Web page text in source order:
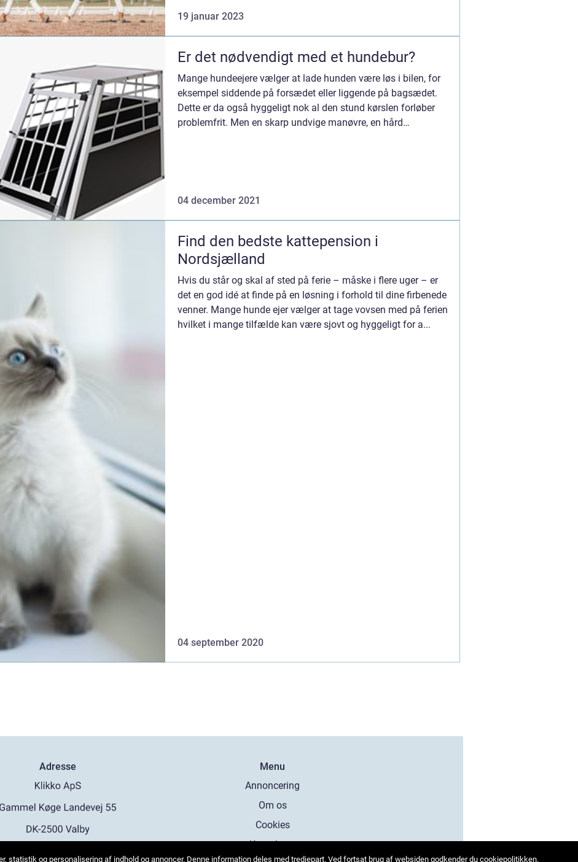
19 januar 2023
Er det nødvendigt med et hundebur?
Mange hundeejere vælger at lade hunden være løs i bilen, for
eksempel siddende på forsædet eller liggende på bagsædet.
Dette er da også hyggeligt nok al den stund kørslen forløber
problemfrit. Men en skarp undvige manøvre, en hård
04 december 2021
Find den bedste kattepension i
Nordsjælland
Hvis du står og skal af sted på ferie – måske i flere uger – er
det en god idé at finde på en løsning i forhold til dine firbenede
venner. Mange hunde ejer vælger at tage vovsen med på ferien
hvilket i mange tilfælde kan være sjovt og hyggeligt for a...
04 september 2020
Adresse
Menu
Annoncering
Om os
Cookies
Kontakt os
statistik og personalisering af indhold og annoncer. Denne information deles med tredjepart. Ved fortsat brug af websiden godkender du cookiepolitikken.